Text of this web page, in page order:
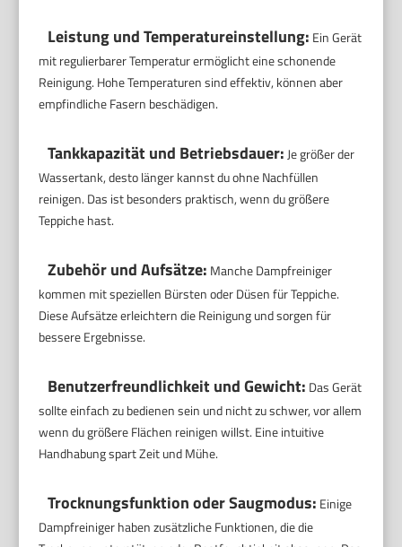
Leistung und Temperatureinstellung: Ein Gerät
mit regulierbarer Temperatur ermöglicht eine schonende
Reinigung. Hohe Temperaturen sind effektiv, können aber
empfindliche Fasern beschädigen.
Tankkapazität und Betriebsdauer: Je größer der
Wassertank, desto länger kannst du ohne Nachfüllen
reinigen. Das ist besonders praktisch, wenn du größere
Teppiche hast.
Zubehör und Aufsätze: Manche Dampfreiniger
kommen mit speziellen Bürsten oder Düsen für Teppiche.
Diese Aufsätze erleichtern die Reinigung und sorgen für
bessere Ergebnisse.
Benutzerfreundlichkeit und Gewicht: Das Gerät
sollte einfach zu bedienen sein und nicht zu schwer, vor allem
wenn du größere Flächen reinigen willst. Eine intuitive
Handhabung spart Zeit und Mühe.
Trocknungsfunktion oder Saugmodus: Einige
Dampfreiniger haben zusätzliche Funktionen, die die